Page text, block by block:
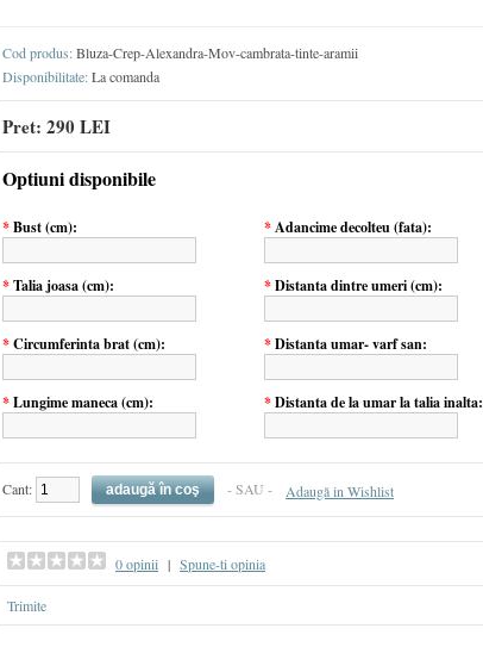
Cod produs:Bluza-Crep-Alexandra-Mov-cambrata-tinte-aramii
Disponibilitate:La comanda
Pret:290 LEI
Optiuni disponibile
*Bust (cm): *Adancime decolteu (fata):
*Talia joasa (cm): *Distanta dintre umeri (cm):
*Circumferinta brat (cm): *Distanta umar- varf san:
*Lungime maneca (cm): *Distanta de la umar la talia inalta:
Cant: - SAU - Adaugă in Wishlist
0 opinii |Spune-ti opinia
Trimite